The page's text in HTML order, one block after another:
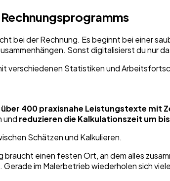
bei der Rechnung. Es beginnt bei einer
Sonst digitalisierst du nur
über 400 praxisnahe Leistungstexte mit
und reduzieren die Kalkulationszeit um
Schätzen und Kalkulieren.
braucht einen festen Ort, an dem alles
. Gerade im Malerbetrieb wiederholen sich